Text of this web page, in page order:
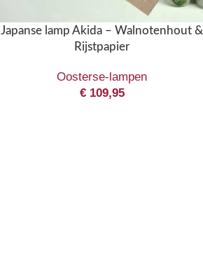
Japanse lamp Akida – Walnotenhout &
Rijstpapier
Oosterse-lampen
€109,95